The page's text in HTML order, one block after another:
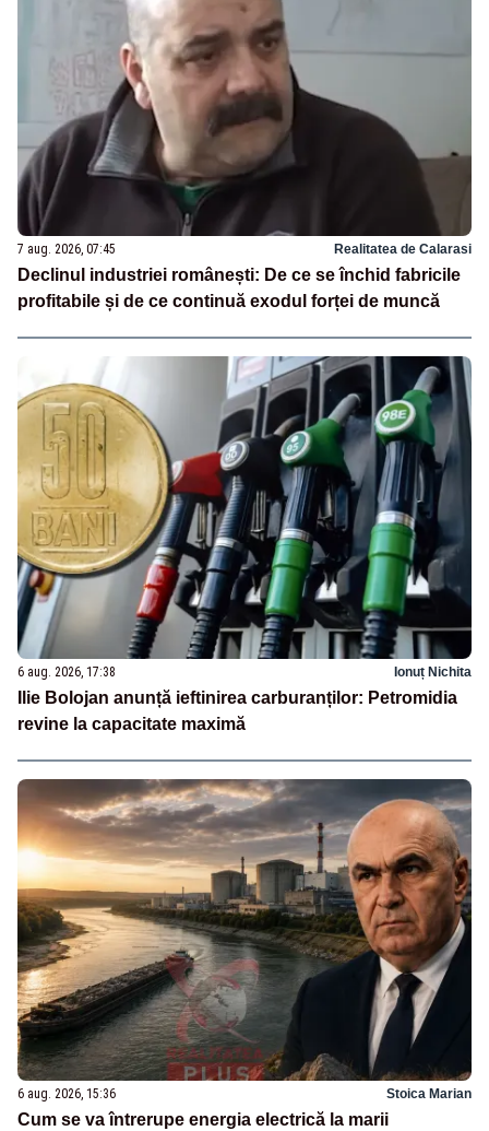
7 aug. 2026, 07:45 Realitatea de Calarasi
Declinul industriei românești: De ce se închid fabricile
profitabile și de ce continuă exodul forței de muncă
6 aug. 2026, 17:38 Ionuț Nichita
Ilie Bolojan anunță ieftinirea carburanților: Petromidia
revine la capacitate maximă
6 aug. 2026, 15:36 Stoica Marian
Cum se va întrerupe energia electrică la marii